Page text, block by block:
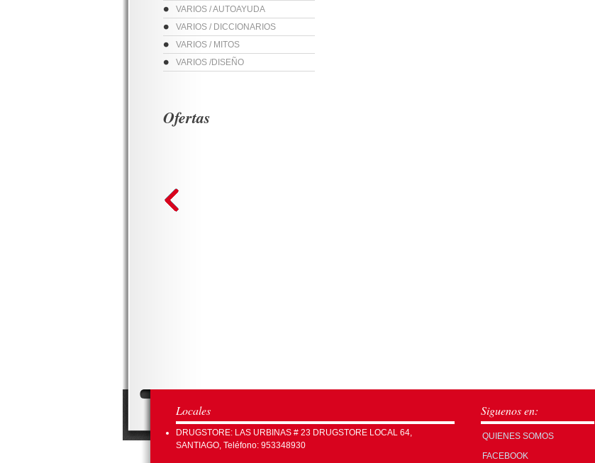
VARIOS / AUTOAYUDA
VARIOS / DICCIONARIOS
VARIOS / MITOS
VARIOS /DISEÑO
Ofertas
Locales
DRUGSTORE: LAS URBINAS # 23 DRUGSTORE LOCAL 64,
SANTIAGO, Teléfono: 953348930
Siguenos en:
QUIENES SOMOS
FACEBOOK